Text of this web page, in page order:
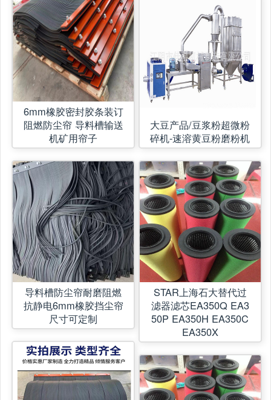
6mm橡胶密封胶条装订
阻燃防尘帘 导料槽输送
机矿用帘子
导料槽防尘帘耐磨阻燃
抗静电6mm橡胶挡尘帘
尺寸可定制
大豆产品/豆浆粉超微粉
碎机-速溶黄豆粉磨粉机
STAR上海石大替代过
滤器滤芯EA350Q EA3
50P EA350H EA350C
EA350X